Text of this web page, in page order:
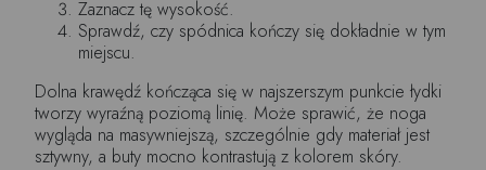
Zaznacz tę wysokość.
Sprawdź, czy spódnica kończy się dokładnie w tym
miejscu.
Dolna krawędź kończąca się w najszerszym punkcie łydki
tworzy wyraźną poziomą linię. Może sprawić, że noga
wygląda na masywniejszą, szczególnie gdy materiał jest
sztywny, a buty mocno kontrastują z kolorem skóry.